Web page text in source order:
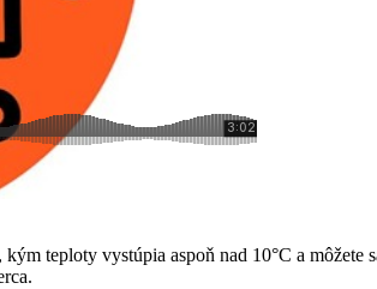
teploty vystúpia aspoň nad 10°C a